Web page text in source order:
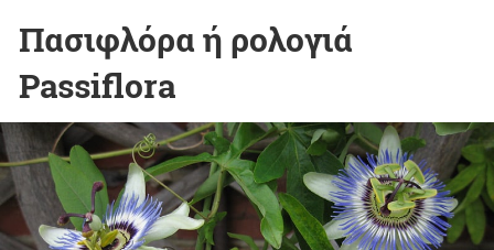
Πασιφλόρα ή ρολογιά
Passiflora